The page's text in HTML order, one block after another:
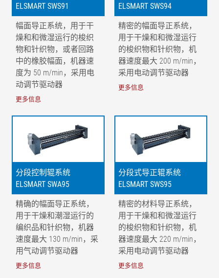
图例说明
A-A = 导正段中的幅面张力分布 | B-B = 出料口上的幅面张
力分布 | K = 幅面运行修正 | a = 缠绕角 90° | F1 = 进料口上
的幅面基本张力 | F2 = 出料口上的幅面基本张力 | AB = 工
作宽度 | 1 = 回转轴 | 2 = 进料辊/杆 | 3 = 分段式导正辊 | 4
= 传感器 | 5 = 固定辊 | L1 = 进料长度 | L2 = 出料长度
ELSMART SWS91
幅面导正系统，用于干
燥和和微湿运行的梭织
物和针织物，或者回路
中的橡胶幅面，机器速
度为 50 m/min，采用电
动调节驱动器
更多信息
ELSMART SWS94
精密的幅面导正系统，
用于干燥和和微湿运行
的梭织物和针织物，机
器速度最大 200 m/min，
采用电动调节驱动器
更多信息
分段控制辊系统
ELSMART SWA95
精确的幅面导正系统，
用于干燥和潮湿运行的
编织品和针织物，机器
速度最大 130 m/min，采
用气动调节驱动器
更多信息
分段式导正辊系统
ELSMART SWS95
精密的材料导正系统，
用于干燥和和微湿运行
的梭织物和针织物，机
器速度最大 220 m/min，
采用电动调节驱动器
更多信息